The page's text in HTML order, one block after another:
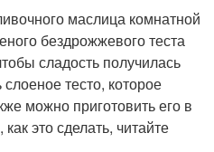
маслица комнатной
бездрожжевого теста
сладость получилась
тесто, которое
можно приготовить его в
это сделать, читайте